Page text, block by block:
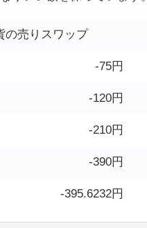
の売りスワップ
-75円
-120円
-210円
-390円
-395.6232円